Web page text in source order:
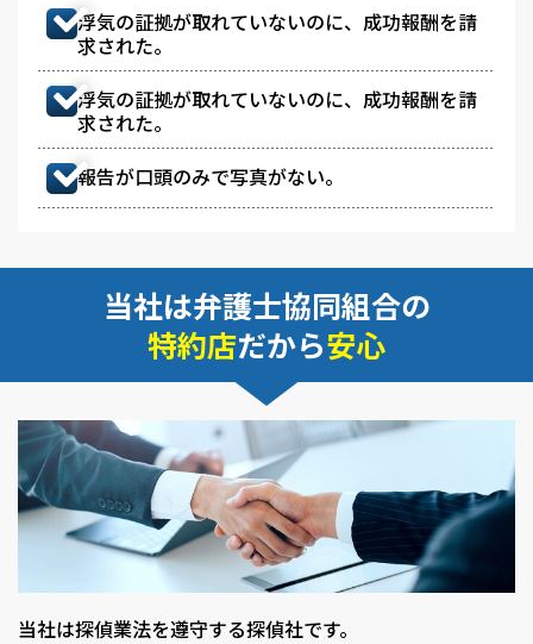
浮気の証拠が取れていないのに、成功報酬を請
求された。
浮気の証拠が取れていないのに、成功報酬を請
求された。
報告が口頭のみで写真がない。
当社は弁護士協同組合の
特約店だから安心
当社は探偵業法を遵守する探偵社です。